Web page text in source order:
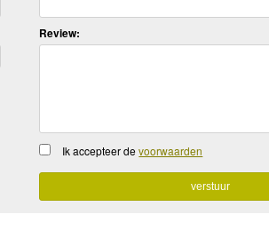
Review:
Ik accepteer devoorwaarden